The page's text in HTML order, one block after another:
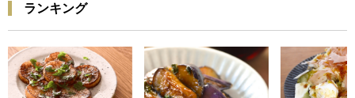
ランキング